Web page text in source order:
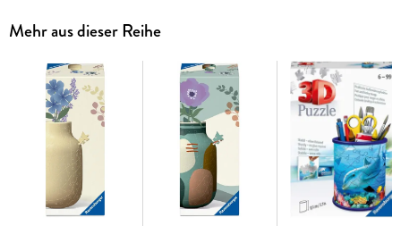
Mehr aus dieser Reihe